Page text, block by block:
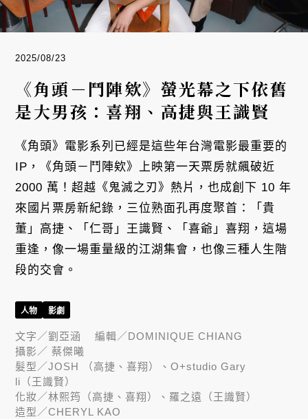
2025/08/23
《角頭－鬥陣欸》螢光幕之下依舊
是大男孩：喜翔、高捷與王識賢
《角頭》電影系列已經是這些年台灣電影最重要的
IP，《角頭－鬥陣欸》上映第一天票房就飆破近
2000 萬！超越《鬼滅之刃》熱片，也成創下 10 年
來國片票房新紀錄，三位熟面孔再度聚首：「貴
董」高捷、「仁哥」王識賢、「喜爺」喜翔，這場
重逢，像一場重量級的江湖集會，也像三種人生階
段的交會。
人物 影劇
文字／劉亞涵 編輯／DOMINIQUE CHIANG
攝影／ 蔡傑曦
髮型／JOSH （高捷、喜翔）、O+studio Gary
li（王識賢）
化妝／林熙筠（高捷、喜翔）、羅之遠（王識賢）
造型／CHERYL KAO